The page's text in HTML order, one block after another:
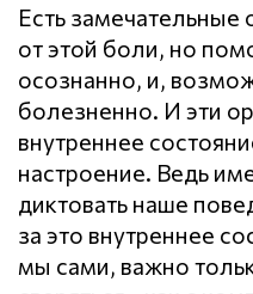
Есть замечательные
от этой боли, но
осознанно, и,
болезненно. И эти
внутреннее
настроение. Ведь
диктовать наше
за это внутреннее
мы сами, важно